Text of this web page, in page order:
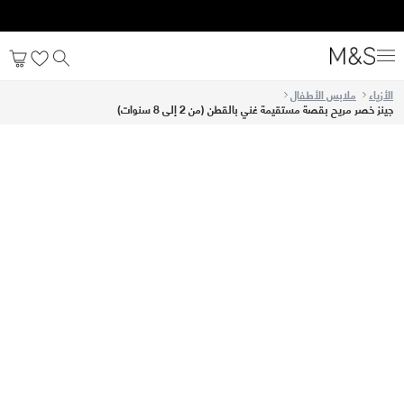
الأزياء ملابس الأطفال
جينز خصر مريح بقصة مستقيمة غني بالقطن (من 2 إلى 8 سنوات)